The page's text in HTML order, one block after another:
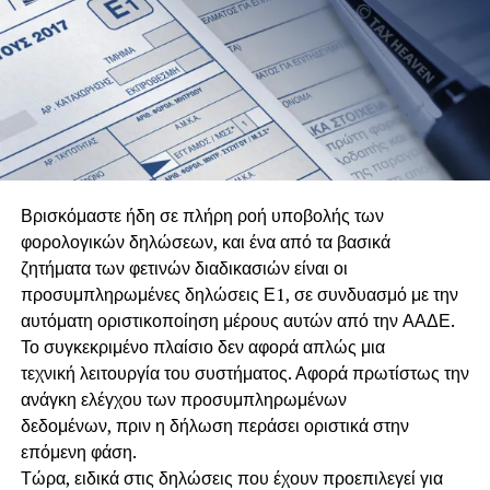
με γοργούς ρυθμούς το προσεχές διάστημα. Και θα
επανέλθουμε στο θέμα με περισσότερες αναφορές, για τις
προϋποθέσεις ένταξης και το ευρύτερο πλαίσιο όπως
αυτό καθορίζεται από τις κείμενες διατάξεις.
Παναγιώτης Απ. Τσένος
συγγραφέας φορολογικών & οικονομικών μελετών
tsenos.gr
RELATED TOPICS: FEATURED
Τι πρέπει να ξέρουμε για την αποπληρωμή των
ενοικίων;
DON'T MISS
Περί δηλώσεων “πόθεν έσχες”
Βρισκόμαστε ήδη σε πλήρη ροή υποβολής των
φορολογικών δηλώσεων, και ένα από τα βασικά
ζητήματα των φετινών διαδικασιών είναι οι
προσυμπληρωμένες δηλώσεις Ε1, σε συνδυασμό με την
αυτόματη οριστικοποίηση μέρους αυτών από την ΑΑΔΕ.
Το συγκεκριμένο πλαίσιο δεν αφορά απλώς μια
τεχνική λειτουργία του συστήματος. Αφορά πρωτίστως την
ανάγκη ελέγχου των προσυμπληρωμένων
δεδομένων, πριν η δήλωση περάσει οριστικά στην
επόμενη φάση.
Τώρα, ειδικά στις δηλώσεις που έχουν προεπιλεγεί για